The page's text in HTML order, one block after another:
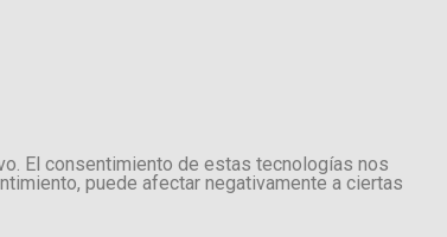
El consentimiento de estas tecnologías nos
puede afectar negativamente a ciertas